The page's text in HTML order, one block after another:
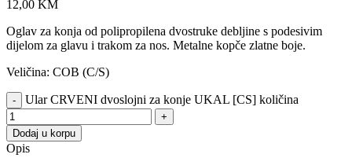
12,00 KM
Oglav za konja od polipropilena dvostruke debljine s podesivim
dijelom za glavu i trakom za nos. Metalne kopče zlatne boje.
Veličina: COB (C/S)
Ular CRVENI dvoslojni za konje UKAL [CS] količina
Dodaj u korpu
Opis